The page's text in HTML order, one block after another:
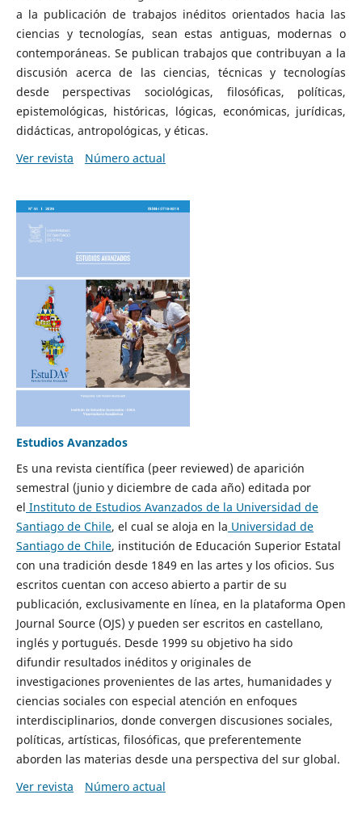
a la publicación de trabajos inéditos orientados hacia las
ciencias y tecnologías, sean estas antiguas, modernas o
contemporáneas. Se publican trabajos que contribuyan a la
discusión acerca de las ciencias, técnicas y tecnologías
desde perspectivas sociológicas, filosóficas, políticas,
epistemológicas, históricas, lógicas, económicas, jurídicas,
didácticas, antropológicas, y éticas.
Ver revista
Número actual
Estudios Avanzados
Es una revista científica (peer reviewed) de aparición
semestral (junio y diciembre de cada año) editada por
el Instituto de Estudios Avanzados de la Universidad de
Santiago de Chile, el cual se aloja en la Universidad de
Santiago de Chile, institución de Educación Superior Estatal
con una tradición desde 1849 en las artes y los oficios. Sus
escritos cuentan con acceso abierto a partir de su
publicación, exclusivamente en línea, en la plataforma Open
Journal Source (OJS) y pueden ser escritos en castellano,
inglés y portugués. Desde 1999 su objetivo ha sido
difundir resultados inéditos y originales de
investigaciones provenientes de las artes, humanidades y
ciencias sociales con especial atención en enfoques
interdisciplinarios, donde convergen discusiones sociales,
políticas, artísticas, filosóficas, que preferentemente
aborden las materias desde una perspectiva del sur global.
Ver revista
Número actual